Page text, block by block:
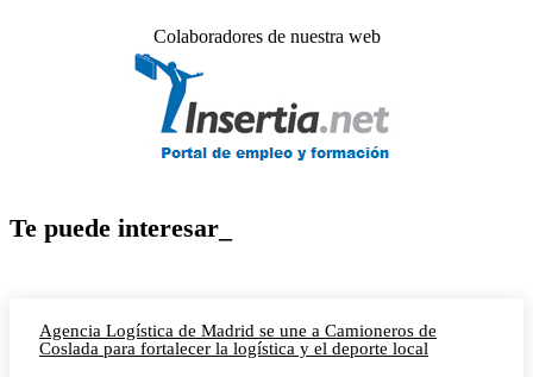
Colaboradores de nuestra web
Te puede interesar_
Agencia Logística de Madrid se une a Camioneros de
Coslada para fortalecer la logística y el deporte local